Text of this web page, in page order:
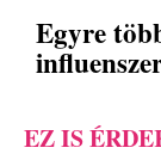
Egyre
EZ IS